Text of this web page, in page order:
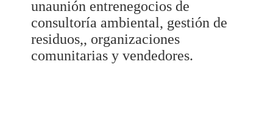
unaunión entrenegocios de
consultoría ambiental, gestión de
residuos,, organizaciones
comunitarias y vendedores.